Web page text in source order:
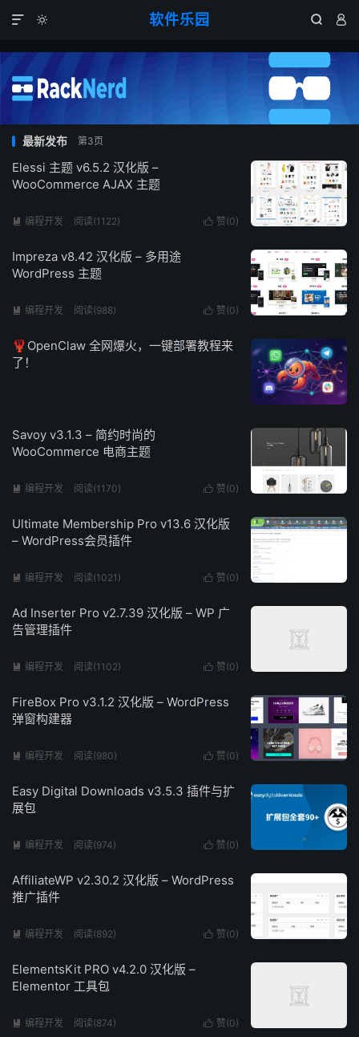
软件乐园 
 

最新发布 第3页
Elessi 主题 v6.5.2 汉化版 –
WooCommerce AJAX 主题
 赞(0)
 编程开发 阅读(1122)
Impreza v8.42 汉化版 – 多用途
WordPress 主题
 赞(0)
 编程开发 阅读(988)
🦞OpenClaw 全网爆火，一键部署教程来
了！
Savoy v3.1.3 – 简约时尚的
WooCommerce 电商主题
 赞(0)
 编程开发 阅读(1170)
Ultimate Membership Pro v13.6 汉化版
– WordPress会员插件
 赞(0)
 编程开发 阅读(1021)
Ad Inserter Pro v2.7.39 汉化版 – WP 广
告管理插件
 赞(0)
 编程开发 阅读(1102)
FireBox Pro v3.1.2 汉化版 – WordPress
弹窗构建器
 赞(0)
 编程开发 阅读(980)
Easy Digital Downloads v3.5.3 插件与扩
展包
 赞(0)
 编程开发 阅读(974)
AffiliateWP v2.30.2 汉化版 – WordPress
推广插件
 赞(0)
 编程开发 阅读(892)
ElementsKit PRO v4.2.0 汉化版 –
Elementor 工具包
 赞(0)
 编程开发 阅读(874)